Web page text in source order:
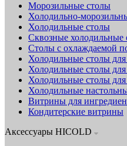
Морозильные столы
Холодильно-
Холодильные столы
Сквозные холодильные
Столы с охлаждаемой
Холодильные столы
Холодильные столы для
Холодильные столы для
Холодильные
Витрины для
Кондитерские витрины
Аксессуары HICOLD